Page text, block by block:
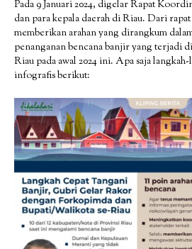
Pada 9 Januari 2024, digelar Rapat
dan para kepala daerah di Riau. Dari
memberikan arahan yang dirangkum
penanganan bencana banjir yang terjadi
Riau pada awal 2024 ini. Apa saja
infografis berikut: